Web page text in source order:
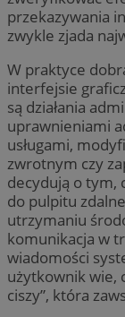
przekazywania
zwykle zjada
W praktyce
interfejsie
są działania
uprawnieniami
usługami,
zwrotnym czy
decydują o tym,
do pulpitu
utrzymaniu
komunikacja w
wiadomości
użytkownik wie,
ciszy”, która